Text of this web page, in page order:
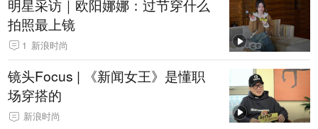
明星采访｜欧阳娜娜：过节穿什么
拍照最上镜
1 新浪时尚
镜头Focus | 《新闻女王》是懂职
场穿搭的
新浪时尚